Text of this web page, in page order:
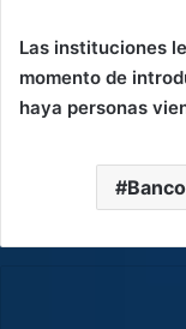
Las instituciones
momento de
haya personas